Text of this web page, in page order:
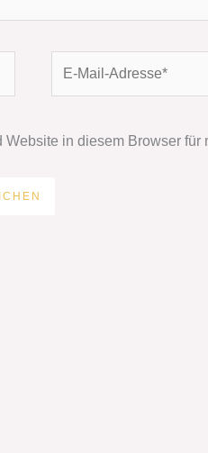
Mail-
Website in diesem Browser